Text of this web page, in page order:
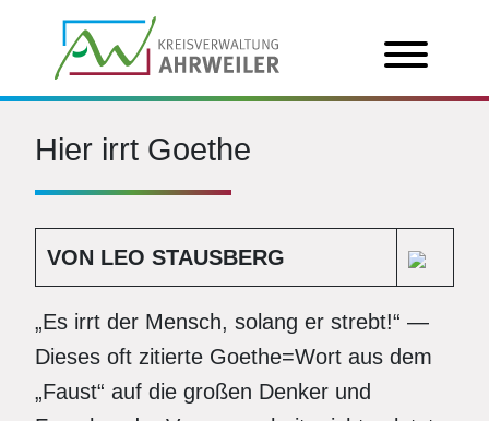
Hier irrt Goethe
VON LEO STAUSBERG
„Es irrt der Mensch, solang er strebt!“ —
Dieses oft zitierte Goethe=Wort aus dem
„Faust“ auf die großen Denker und